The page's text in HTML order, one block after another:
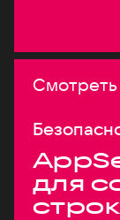
Смотреть
для